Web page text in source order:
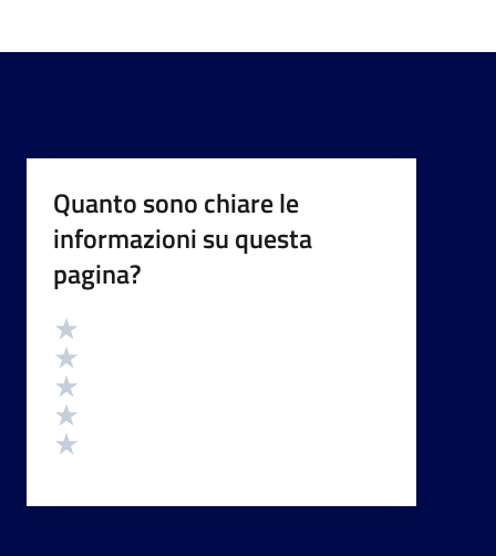
Quanto sono chiare le
informazioni su questa
pagina?
Valutazione